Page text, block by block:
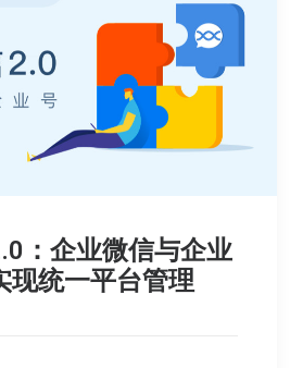
：企业微信与企业
现统一平台管理